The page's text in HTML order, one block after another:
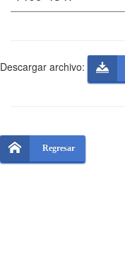
Descargar archivo:
Regresar